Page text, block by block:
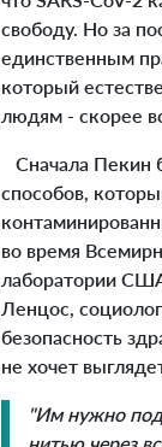
свободу. Но за
единственным
который
людям - скорее
Сначала Пекин
способов,
во время
лаборатории
Ленцос,
безопасность
не хочет
"Им нужно